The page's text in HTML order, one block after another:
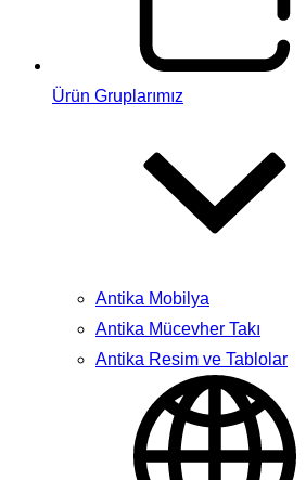
Ürün Gruplarımız
Antika Mobilya
Antika Mücevher Takı
Antika Resim ve Tablolar